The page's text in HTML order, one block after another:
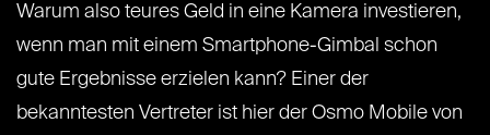
Warum also teures Geld in eine Kamera investieren,
wenn man mit einem Smartphone-Gimbal schon
gute Ergebnisse erzielen kann? Einer der
bekanntesten Vertreter ist hier der Osmo Mobile von